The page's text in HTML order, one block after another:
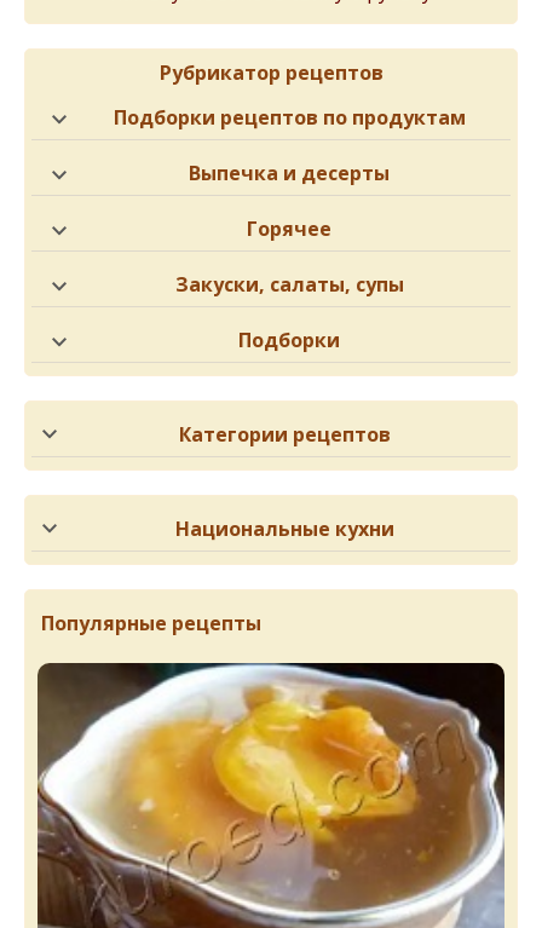
Рубрикатор рецептов
Подборки рецептов по продуктам
Выпечка и десерты
Горячее
Закуски, салаты, супы
Подборки
Категории рецептов
Национальные кухни
Популярные рецепты